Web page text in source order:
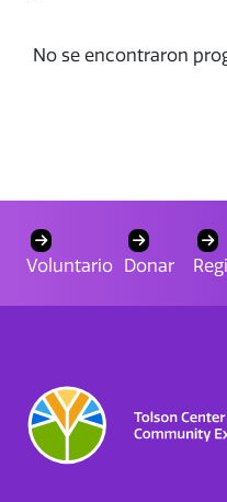
No se encontraron
Voluntario Donar